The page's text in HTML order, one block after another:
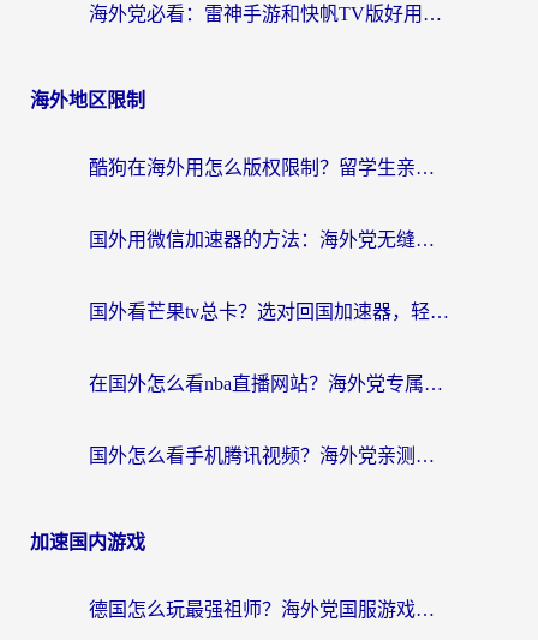
海外党必看：雷神手游和快帆TV版好用吗？3步选对回国加速器不踩坑
海外地区限制
酷狗在海外用怎么版权限制？留学生亲测：3步解决听国内音乐难题
国外用微信加速器的方法：海外党无缝连接国内生活的实用指南
国外看芒果tv总卡？选对回国加速器，轻松追《浪姐》不费劲
在国外怎么看nba直播网站？海外党专属体育观赛指南，告别地区限制！
国外怎么看手机腾讯视频？海外党亲测有效的追剧加速器选择指南
加速国内游戏
德国怎么玩最强祖师？海外党国服游戏加速器选择全攻略（附宝可梦Online实测）